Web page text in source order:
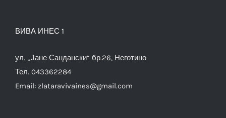
ВИВА ИНЕС 1
ул. „Јане Сандански“ бр.26, Неготино
Тел. 043362284
Email: zlataravivaines@gmail.com